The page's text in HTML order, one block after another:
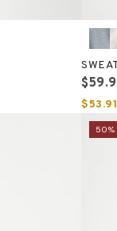
50%